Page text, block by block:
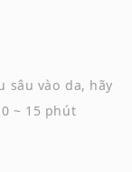
sâu vào da, hãy
~ 15 phút